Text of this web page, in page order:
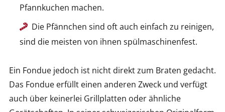
Pfannkuchen machen.
Die Pfännchen sind oft auch einfach zu reinigen,
sind die meisten von ihnen spülmaschinenfest.
Ein Fondue jedoch ist nicht direkt zum Braten gedacht.
Das Fondue erfüllt einen anderen Zweck und verfügt
auch über keinerlei Grillplatten oder ähnliche